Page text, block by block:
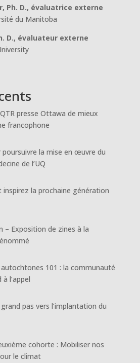
Ph. D., évaluatrice externe
du Manitoba
D., évaluateur externe
presse Ottawa de mieux
francophone
poursuivre la mise en œuvre du
de l’UQ
la prochaine génération
– Exposition de zines à la
101 : la communauté
l’appel
pas vers l’implantation du
cohorte : Mobiliser nos
le climat